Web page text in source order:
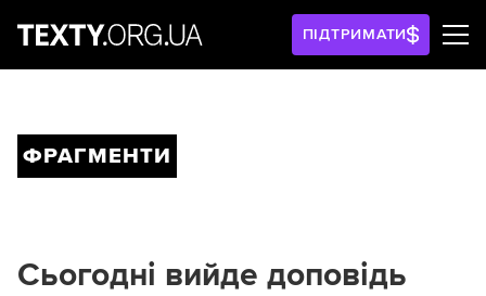
ПІДТРИМАТИ
ФРАГМЕНТИ
Сьогодні вийде доповідь